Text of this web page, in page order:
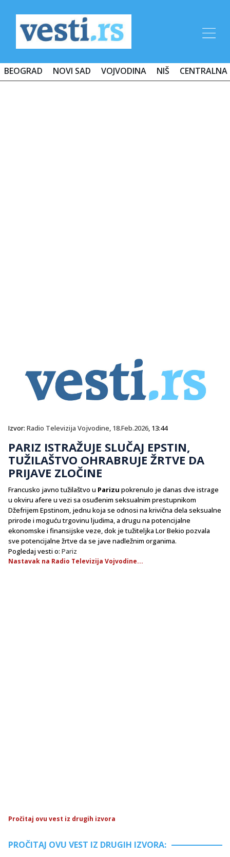
BEOGRAD NOVI SAD VOJVODINA NIŠ CENTRALNA
Izvor: Radio Televizija Vojvodine, 18.Feb.2026, 13:44
PARIZ ISTRAŽUJE SLUČAJ EPSTIN,
TUŽILAŠTVO OHRABRUJE ŽRTVE DA
PRIJAVE ZLOČINE
Francusko javno tužilaštvo u Parizu pokrenulo je danas dve istrage
u okviru afere u vezi sa osuđenim seksualnim prestupnikom
Džefrijem Epstinom, jednu koja se odnosi na krivična dela seksualne
prirode i moguću trgovinu ljudima, a drugu na potencijalne
ekonomske i finansijske veze, dok je tužiteljka Lor Bekio pozvala
sve potencijalne žrtve da se jave nadležnim organima.
Pogledaj vesti o: Pariz
Nastavak na Radio Televizija Vojvodine...
Pročitaj ovu vest iz drugih izvora
PROČITAJ OVU VEST IZ DRUGIH IZVORA: